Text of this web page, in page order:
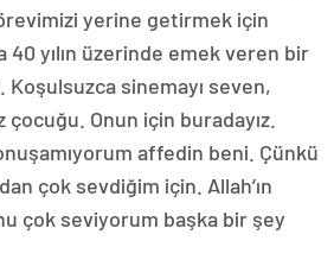
yerine getirmek için
40 yılın üzerinde emek veren bir
Koşulsuzca sinemayı seven,
çocuğu. Onun için buradayız.
affedin beni. Çünkü
çok sevdiğim için. Allah’ın
çok seviyorum başka bir şey